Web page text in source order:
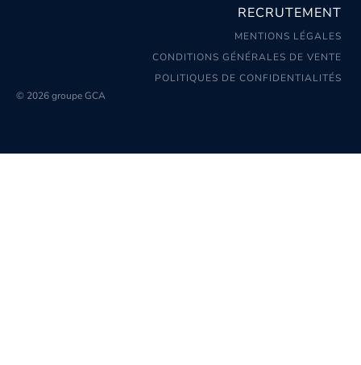
RECRUTEMENT
MENTIONS LÉGALES
CONDITIONS GÉNÉRALES DE VENTE
POLITIQUES DE CONFIDENTIALITÉS
© 2026 groupe GCA